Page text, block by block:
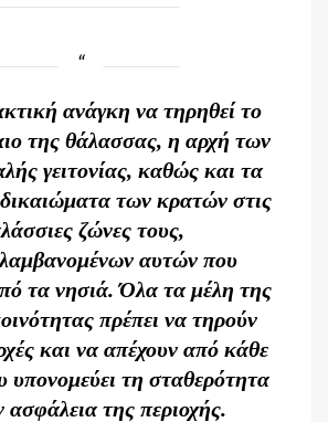
ανάγκη να τηρηθεί το
της θάλασσας, η αρχή των
γειτονίας, καθώς και τα
των κρατών στις
ζώνες τους,
αυτών που
τα νησιά. Όλα τα μέλη της
πρέπει να τηρούν
και να απέχουν από κάθε
υπονομεύει τη σταθερότητα
ασφάλεια της περιοχής.